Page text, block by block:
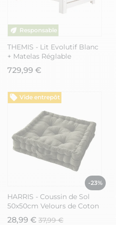
THEMIS - Lit Evolutif Blanc
+ Matelas Réglable
90x140/200cm
729,99 €
Vide entrepôt
-23%
HARRIS - Coussin de Sol
50x50cm Velours de Coton
Capitonné Coloris Thym
28,99 € 37,99 €